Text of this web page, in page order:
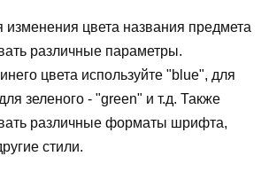
изменения цвета названия предмета
различные параметры.
цвета используйте "blue", для
зеленого - "green" и т.д. Также
различные форматы шрифта,
стили.